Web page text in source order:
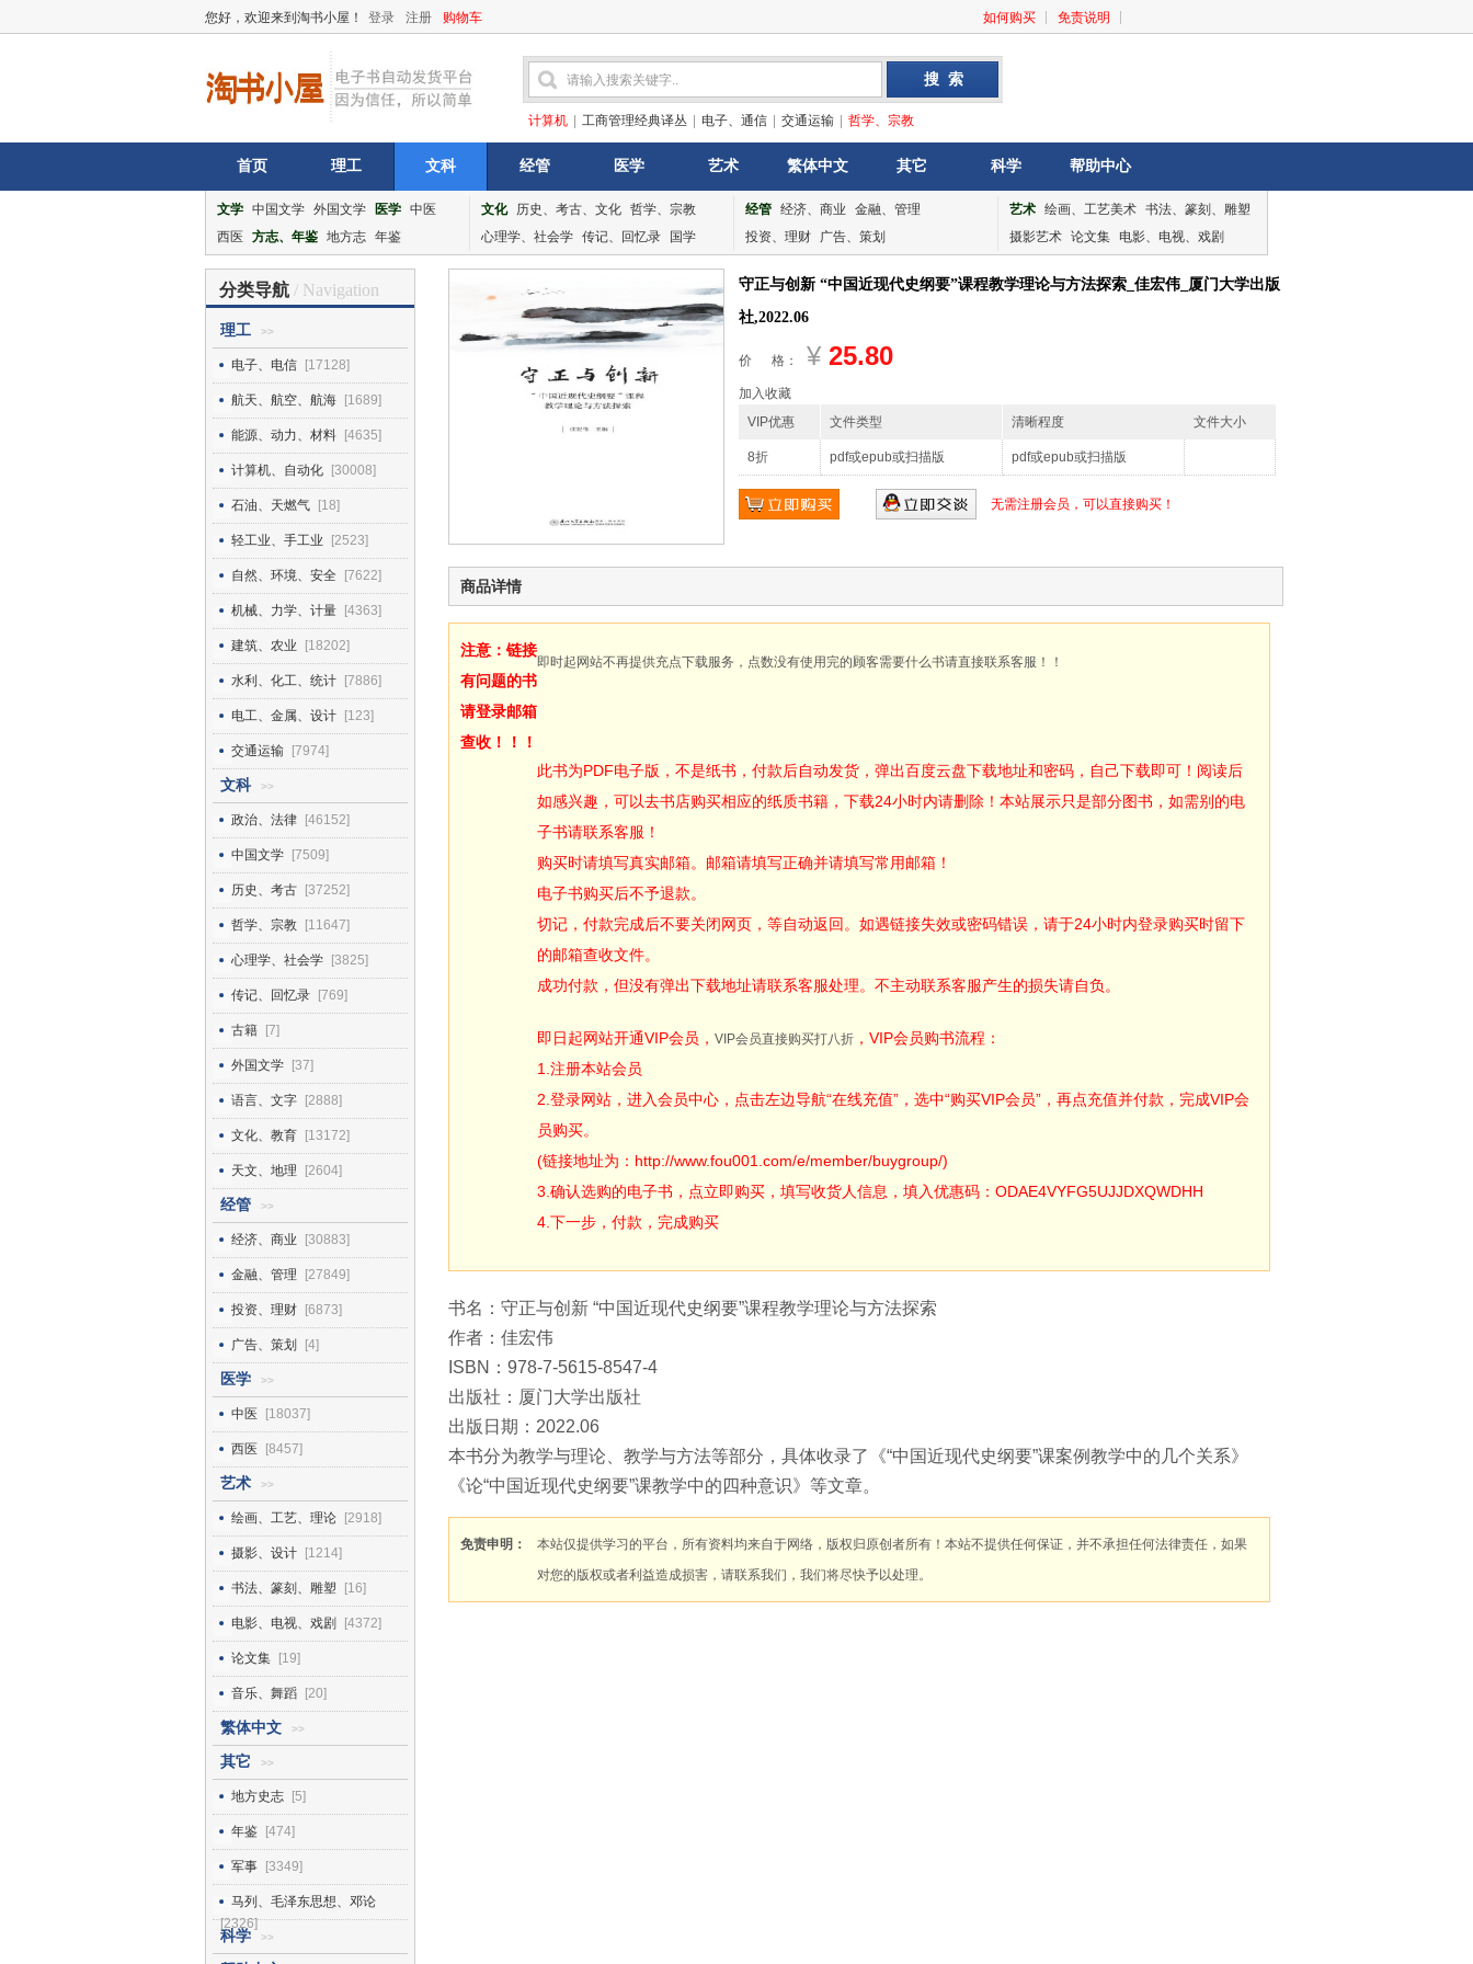
您好，欢迎来到淘书小屋！ 登录 注册 购物车 如何购买 免责说明
计算机 工商管理经典译丛 电子、通信 交通运输 哲学、宗教
首页 理工 文科 经管 医学 艺术 繁体中文 其它 科学 帮助中心
文学 中国文学 外国文学 医学 中医
西医
方志、年鉴 地方志 年鉴
文化 历史、考古、文化 哲学、宗教
心理学、社会学 传记、回忆录 国学
经管 经济、商业
金融、管理
投资、理财
广告、策划
艺术 绘画、工艺美术 书法、篆刻、雕塑
摄影艺术 论文集
电影、电视、戏剧
分类导航 / Navigation
理工 >>
电子、电信 [17128]
航天、航空、航海 [1689]
能源、动力、材料 [4635]
计算机、自动化 [30008]
石油、天燃气 [18]
轻工业、手工业 [2523]
自然、环境、安全 [7622]
机械、力学、计量 [4363]
建筑、农业 [18202]
水利、化工、统计 [7886]
电工、金属、设计 [123]
交通运输 [7974]
文科 >>
政治、法律 [46152]
中国文学 [7509]
历史、考古 [37252]
哲学、宗教 [11647]
心理学、社会学 [3825]
传记、回忆录 [769]
古籍 [7]
外国文学 [37]
语言、文字 [2888]
文化、教育 [13172]
天文、地理 [2604]
经管 >>
经济、商业 [30883]
金融、管理 [27849]
投资、理财 [6873]
广告、策划 [4]
医学 >>
中医 [18037]
西医 [8457]
艺术 >>
绘画、工艺、理论 [2918]
摄影、设计 [1214]
书法、篆刻、雕塑 [16]
电影、电视、戏剧 [4372]
论文集 [19]
音乐、舞蹈 [20]
繁体中文 >>
其它 >>
地方史志 [5]
年鉴 [474]
军事 [3349]
马列、毛泽东思想、邓论
[2326]
科学 >>
守正与创新 “中国近现代史纲要”课程教学理论与方法探索_佳宏伟_厦门大学出版
社,2022.06
价 格： ¥ 25.80
加入收藏
VIP优惠
文件类型 清晰程度 文件大小
8折 pdf或epub或扫描版 pdf或epub或扫描版
无需注册会员，可以直接购买！
商品详情
注意：链接
有问题的书
请登录邮箱
查收！！！
即时起网站不再提供充点下载服务，点数没有使用完的顾客需要什么书请直接联系客服！！
此书为PDF电子版，不是纸书，付款后自动发货，弹出百度云盘下载地址和密码，自己下载即可！阅读后
如感兴趣，可以去书店购买相应的纸质书籍，下载24小时内请删除！本站展示只是部分图书，如需别的电
子书请联系客服！
购买时请填写真实邮箱。邮箱请填写正确并请填写常用邮箱！
电子书购买后不予退款。
切记，付款完成后不要关闭网页，等自动返回。如遇链接失效或密码错误，请于24小时内登录购买时留下
的邮箱查收文件。
成功付款，但没有弹出下载地址请联系客服处理。不主动联系客服产生的损失请自负。
即日起网站开通VIP会员， VIP会员直接购买打八折 ，VIP会员购书流程：
1.注册本站会员
2.登录网站，进入会员中心，点击左边导航“在线充值”，选中“购买VIP会员”，再点充值并付款，完成VIP会
员购买。
(链接地址为：http://www.fou001.com/e/member/buygroup/)
3.确认选购的电子书，点立即购买，填写收货人信息，填入优惠码：ODAE4VYFG5UJJDXQWDHH
4.下一步，付款，完成购买
书名：守正与创新 “中国近现代史纲要”课程教学理论与方法探索
作者：佳宏伟
ISBN：978-7-5615-8547-4
出版社：厦门大学出版社
出版日期：2022.06
本书分为教学与理论、教学与方法等部分，具体收录了《“中国近现代史纲要”课案例教学中的几个关系》
《论“中国近现代史纲要”课教学中的四种意识》等文章。
免责申明：
本站仅提供学习的平台，所有资料均来自于网络，版权归原创者所有！本站不提供任何保证，并不承担任何法律责任，如果
对您的版权或者利益造成损害，请联系我们，我们将尽快予以处理。